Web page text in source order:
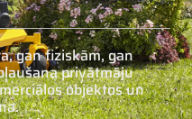
gan fiziskām, gan
privātmāju
objektos un